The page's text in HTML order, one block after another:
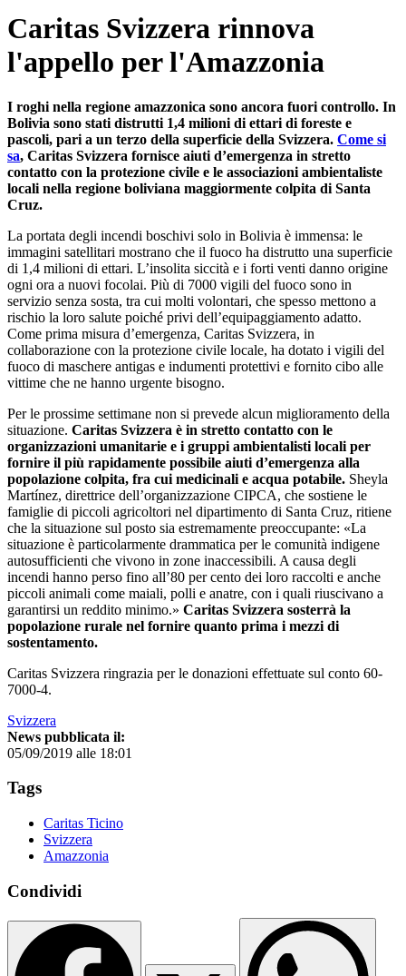
Caritas Svizzera rinnova
l'appello per l'Amazzonia
I roghi nella regione amazzonica sono ancora fuori controllo. In
Bolivia sono stati distrutti 1,4 milioni di ettari di foreste e
pascoli, pari a un terzo della superficie della Svizzera. Come si
sa, Caritas Svizzera fornisce aiuti d’emergenza in stretto
contatto con la protezione civile e le associazioni ambientaliste
locali nella regione boliviana maggiormente colpita di Santa
Cruz.
La portata degli incendi boschivi solo in Bolivia è immensa: le
immagini satellitari mostrano che il fuoco ha distrutto una superficie
di 1,4 milioni di ettari. L’insolita siccità e i forti venti danno origine
ogni ora a nuovi focolai. Più di 7000 vigili del fuoco sono in
servizio senza sosta, tra cui molti volontari, che spesso mettono a
rischio la loro salute poiché privi dell’equipaggiamento adatto.
Come prima misura d’emergenza, Caritas Svizzera, in
collaborazione con la protezione civile locale, ha dotato i vigili del
fuoco di maschere antigas e indumenti protettivi e fornito cibo alle
vittime che ne hanno urgente bisogno.
Per le prossime settimane non si prevede alcun miglioramento della
situazione. Caritas Svizzera è in stretto contatto con le
organizzazioni umanitarie e i gruppi ambientalisti locali per
fornire il più rapidamente possibile aiuti d’emergenza alla
popolazione colpita, fra cui medicinali e acqua potabile. Sheyla
Martínez, direttrice dell’organizzazione CIPCA, che sostiene le
famiglie di piccoli agricoltori nel dipartimento di Santa Cruz, ritiene
che la situazione sul posto sia estremamente preoccupante: «La
situazione è particolarmente drammatica per le comunità indigene
autosufficienti che vivono in zone inaccessibili. A causa degli
incendi hanno perso fino all’80 per cento dei loro raccolti e anche
piccoli animali come maiali, polli e anatre, con i quali riuscivano a
garantirsi un reddito minimo.» Caritas Svizzera sosterrà la
popolazione rurale nel fornire quanto prima i mezzi di
sostentamento.
Caritas Svizzera ringrazia per le donazioni effettuate sul conto 60-
7000-4.
Svizzera
News pubblicata il:
05/09/2019 alle 18:01
Tags
Caritas Ticino
Svizzera
Amazzonia
Condividi